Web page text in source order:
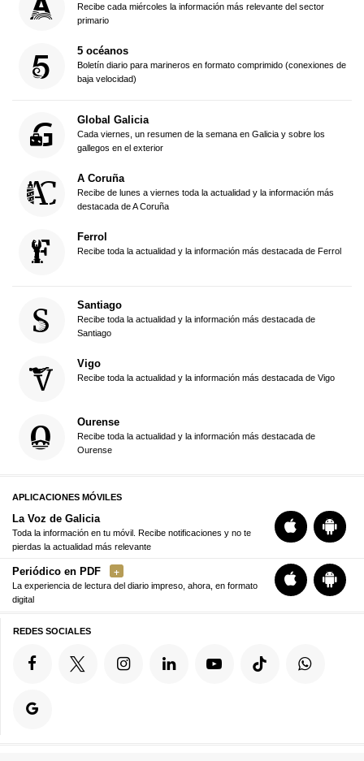
Recibe cada miércoles la información más relevante del sector
primario
5 océanos
Boletín diario para marineros en formato comprimido (conexiones de
baja velocidad)
Global Galicia
Cada viernes, un resumen de la semana en Galicia y sobre los
gallegos en el exterior
A Coruña
Recibe de lunes a viernes toda la actualidad y la información más
destacada de A Coruña
Ferrol
Recibe toda la actualidad y la información más destacada de Ferrol
Santiago
Recibe toda la actualidad y la información más destacada de
Santiago
Vigo
Recibe toda la actualidad y la información más destacada de Vigo
Ourense
Recibe toda la actualidad y la información más destacada de
Ourense
APLICACIONES MÓVILES
La Voz de Galicia
Toda la información en tu móvil. Recibe notificaciones y no te
pierdas la actualidad más relevante
Periódico en PDF
La experiencia de lectura del diario impreso, ahora, en formato
digital
REDES SOCIALES